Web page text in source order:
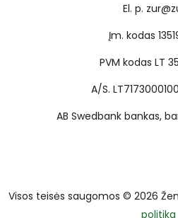
El. p.
Įm. kodas
PVM kodas LT
A/S.
AB Swedbank bankas,
Visos teisės saugomos © 2026
politika